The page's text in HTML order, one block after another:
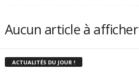
Aucun article à afficher
ACTUALITÉS DU JOUR !